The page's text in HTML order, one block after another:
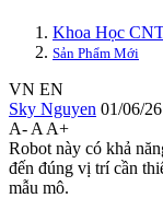
Khoa Học
Sản Phẩm Mới
VN EN
Sky Nguyen 01/06/
A- A A+
Robot này có khả
đến đúng vị trí cần
mẫu mô.